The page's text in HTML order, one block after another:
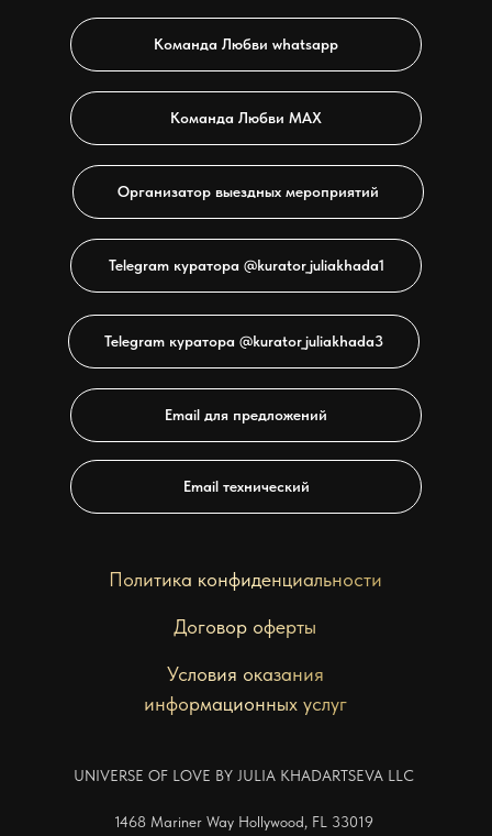
Политика конфиденциальности
Договор оферты
Условия оказания
информационных услуг
Команда Любви МАХ
Команда Любви whatsapp
Организатор выездных мероприятий
Telegram куратора @kurator_juliakhada3
Telegram куратора @kurator_juliakhada1
Email для предложений
Email технический
UNIVERSE OF LOVE BY JULIA KHADARTSEVA LLC
1468 Mariner Way Hollywood, FL 33019